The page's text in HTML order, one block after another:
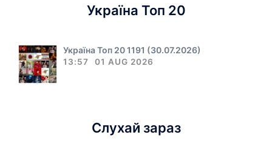
Україна Топ 20
Україна Топ 20 1191 (30.07.2026)
13:57 01 AUG 2026
Слухай зараз